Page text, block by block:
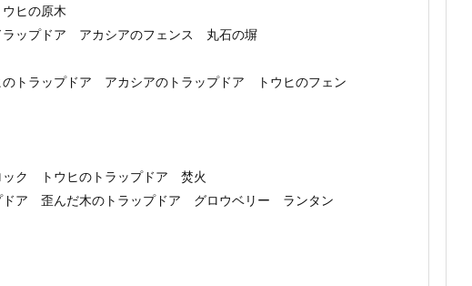
ヒの原木
ラップドア アカシアのフェンス 丸石の塀
トラップドア アカシアのトラップドア トウヒのフェン
ック トウヒのトラップドア 焚火
ドア 歪んだ木のトラップドア グロウベリー ランタン